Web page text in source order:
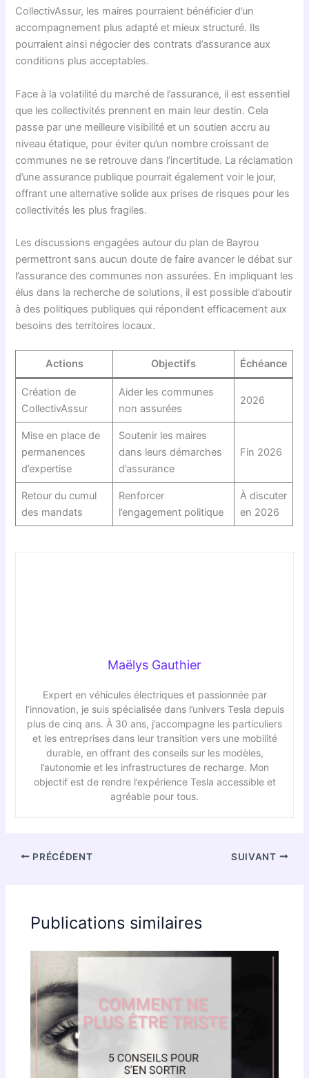
CollectivAssur, les maires pourraient bénéficier d’un
accompagnement plus adapté et mieux structuré. Ils
pourraient ainsi négocier des contrats d’assurance aux
conditions plus acceptables.
Face à la volatilité du marché de l’assurance, il est essentiel
que les collectivités prennent en main leur destin. Cela
passe par une meilleure visibilité et un soutien accru au
niveau étatique, pour éviter qu’un nombre croissant de
communes ne se retrouve dans l’incertitude. La réclamation
d’une assurance publique pourrait également voir le jour,
offrant une alternative solide aux prises de risques pour les
collectivités les plus fragiles.
Les discussions engagées autour du plan de Bayrou
permettront sans aucun doute de faire avancer le débat sur
l’assurance des communes non assurées. En impliquant les
élus dans la recherche de solutions, il est possible d’aboutir
à des politiques publiques qui répondent efficacement aux
besoins des territoires locaux.
Actions Objectifs Échéance
Création de
CollectivAssur
Aider les communes
non assurées
2026
Mise en place de
permanences
d’expertise
Soutenir les maires
dans leurs démarches
d’assurance
Fin 2026
Retour du cumul
des mandats
Renforcer
l’engagement politique
À discuter
en 2026
Maëlys Gauthier
Expert en véhicules électriques et passionnée par
l’innovation, je suis spécialisée dans l’univers Tesla depuis
plus de cinq ans. À 30 ans, j’accompagne les particuliers
et les entreprises dans leur transition vers une mobilité
durable, en offrant des conseils sur les modèles,
l’autonomie et les infrastructures de recharge. Mon
objectif est de rendre l’expérience Tesla accessible et
agréable pour tous.
PRÉCÉDENT SUIVANT
Publications similaires